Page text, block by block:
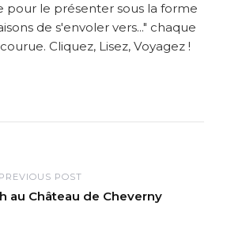
pour le présenter sous la forme
de s'envoler vers..." chaque
Cliquez, Lisez, Voyagez !
PREVIOUS POST
au Château de Cheverny